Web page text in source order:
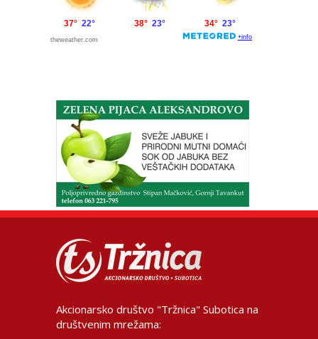
Akcionarsko društvo "Tržnica" Subotica na
društvenim mrežama: